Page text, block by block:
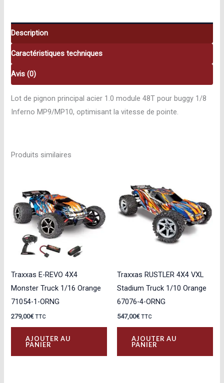
K.IF410-
48
Description
Caractéristiques techniques
Avis (0)
Lot de pignon principal acier 1.0 module 48T pour buggy 1/8
Inferno MP9/MP10, optimisant la vitesse de pointe.
Produits similaires
Traxxas E-REVO 4X4
Monster Truck 1/16 Orange
71054-1-ORNG
279,00€ TTC
AJOUTER AU
PANIER
Traxxas RUSTLER 4X4 VXL
Stadium Truck 1/10 Orange
67076-4-ORNG
547,00€ TTC
AJOUTER AU
PANIER